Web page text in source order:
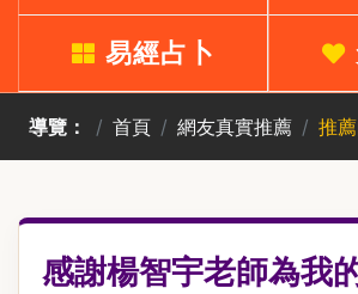
易經占卜
導覽： 首頁 網友真實推薦 推
感謝楊智宇老師為我